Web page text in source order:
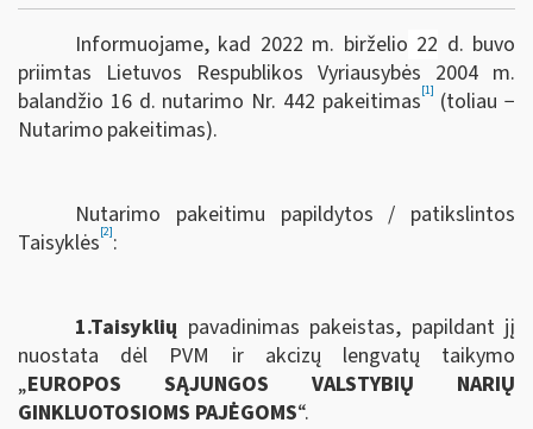
Informuojame, kad 2022 m. birželio 22 d. buvo
priimtas Lietuvos Respublikos Vyriausybės 2004 m.
balandžio 16 d. nutarimo Nr. 442 pakeitimas[1] (toliau −
Nutarimo pakeitimas).
Nutarimo pakeitimu papildytos / patikslintos
Taisyklės[2]:
1.Taisyklių pavadinimas pakeistas, papildant jį
nuostata dėl PVM ir akcizų lengvatų taikymo
„EUROPOS SĄJUNGOS VALSTYBIŲ NARIŲ
GINKLUOTOSIOMS PAJĖGOMS“.